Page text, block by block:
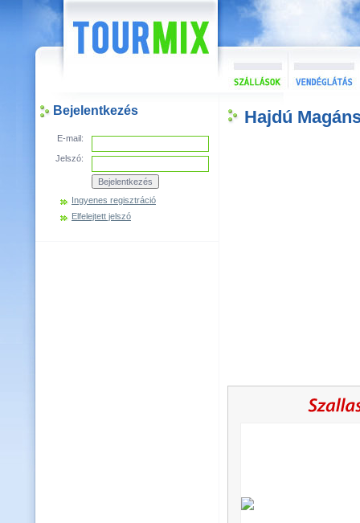
Bejelentkezés
E-mail:
Jelszó:
Ingyenes regisztráció
Elfelejtett jelszó
Hajdú